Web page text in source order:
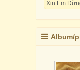
Xin Em
Album/